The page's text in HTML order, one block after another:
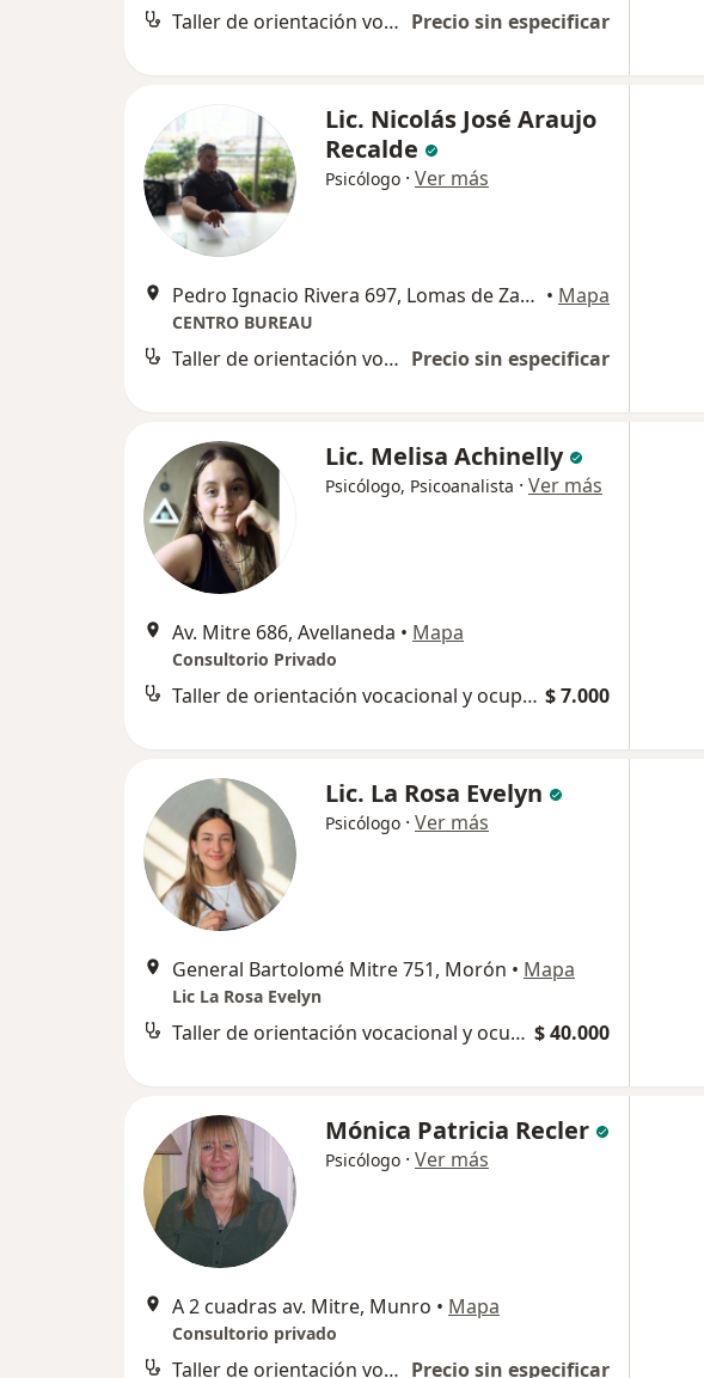
Taller de orientación vocacional y ocupacional Precio sin especificar
Lic. Nicolás José Araujo
Recalde
Psicólogo · Ver más
Pedro Ignacio Rivera 697, Lomas de Zamora • Mapa
CENTRO BUREAU
Taller de orientación vocacional y ocupacional Precio sin especificar
Lic. Melisa Achinelly
Psicólogo, Psicoanalista · Ver más
Av. Mitre 686, Avellaneda • Mapa
Consultorio Privado
Taller de orientación vocacional y ocupacional $ 7.000
Lic. La Rosa Evelyn
Psicólogo · Ver más
General Bartolomé Mitre 751, Morón • Mapa
Lic La Rosa Evelyn
Taller de orientación vocacional y ocupacional $ 40.000
Mónica Patricia Recler
Psicólogo · Ver más
A 2 cuadras av. Mitre, Munro • Mapa
Consultorio privado
Taller de orientación vocacional y ocupacional Precio sin especificar